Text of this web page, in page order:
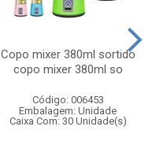
Copo mixer 380ml sortido
copo mixer 380ml so
Código: 006453
Embalagem: Unidade
Caixa Com: 30 Unidade(s)